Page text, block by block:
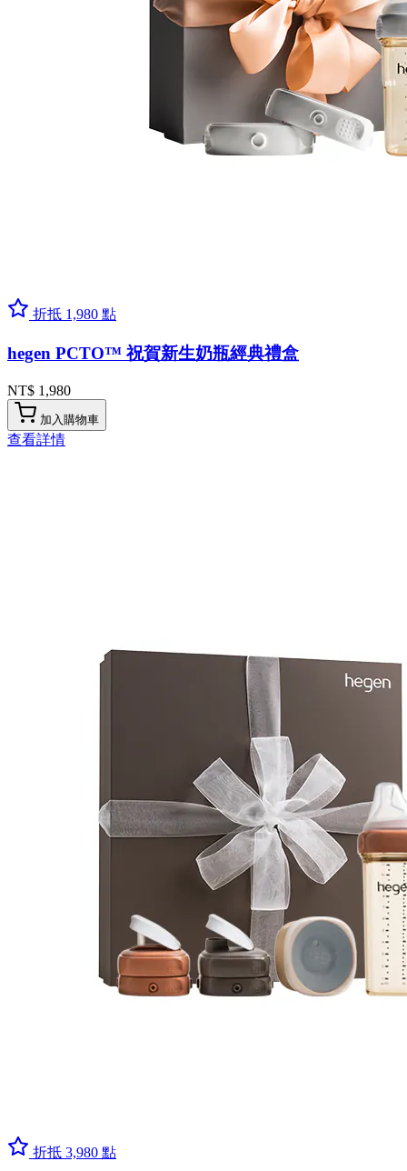
折抵 1,980 點
hegen PCTO™ 祝賀新生奶瓶經典禮盒
NT$ 1,980
加入購物車
查看詳情
折抵 3,980 點